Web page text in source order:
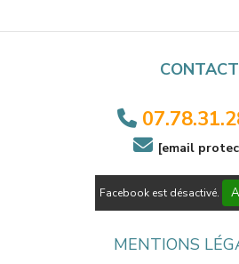
CONTACT

 [email
Facebook est désactivé.
MENTIONS